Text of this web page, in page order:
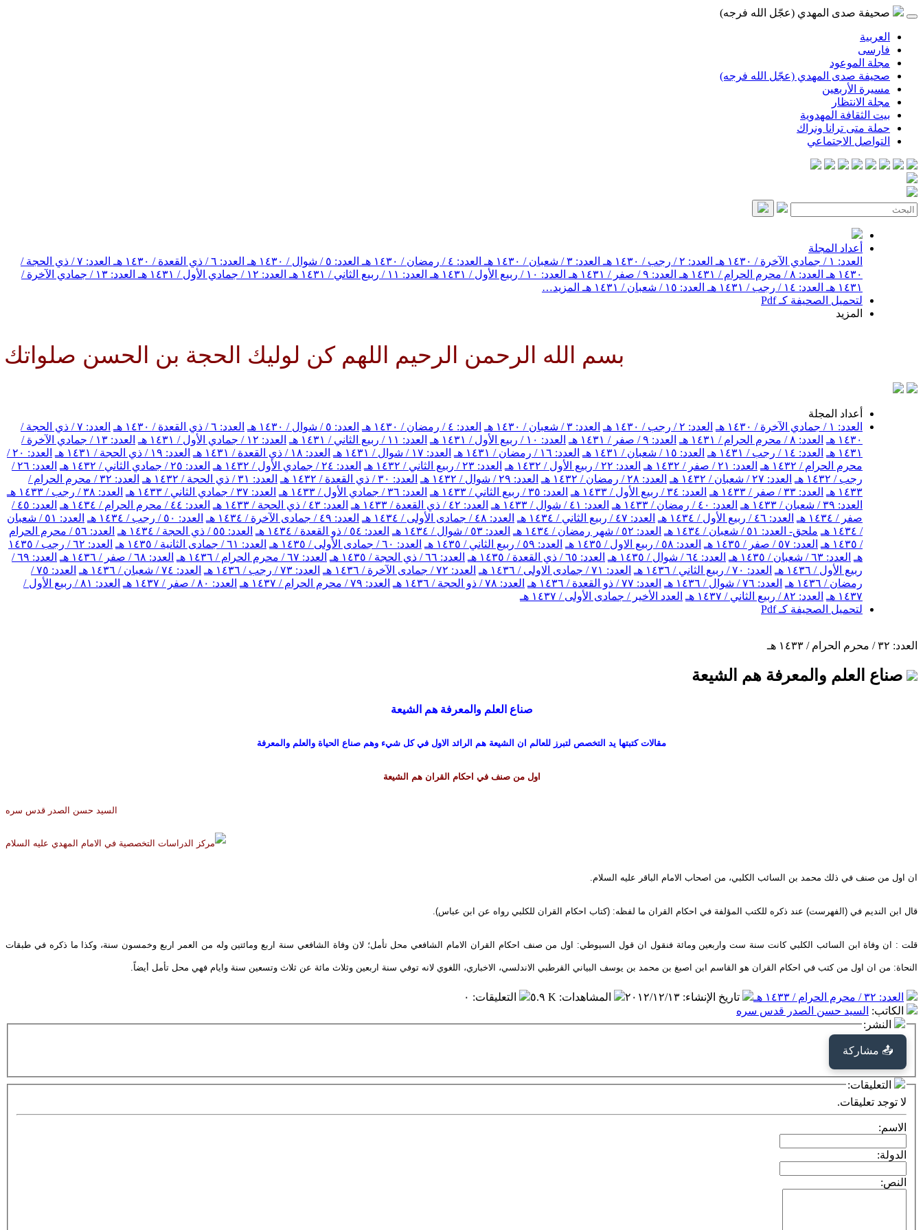
صحيفة صدى المهدي (عجّل الله فرجه)
العربية
فارسی
مجلة الموعود
صحيفة صدى المهدي (عجّل الله فرجه)
مسيرة الأربعين
مجلة الانتظار
بيت الثقافة المهدوية
حملة متى ترانا ونراك
التواصل الاجتماعي
أعداد المجلة
العدد: ١ / جمادي الآخرة / ١٤٣٠ هـ
العدد: ٢ / رجب / ١٤٣٠ هـ العدد: ٣ / شعبان / ١٤٣٠ هـ العدد: ٤ / رمضان / ١٤٣٠ هـ العدد: ٥ / شوال / ١٤٣٠ هـ العدد: ٦ / ذي القعدة / ١٤٣٠ هـ
العدد: ٧ / ذي الحجة /
١٤٣٠ هـ
العدد: ٨ / محرم الحرام / ١٤٣١ هـ العدد: ٩ / صفر / ١٤٣١ هـ العدد: ١٠ / ربيع الأول / ١٤٣١ هـ العدد: ١١ / ربيع الثاني / ١٤٣١ هـ العدد: ١٢ / جمادي الأول / ١٤٣١ هـ
العدد: ١٣ / جمادي الآخرة /
١٤٣١ هـ
العدد: ١٤ / رجب / ١٤٣١ هـ العدد: ١٥ / شعبان / ١٤٣١ هـ
المزيد…
لتحميل الصحيفة كـ Pdf
المزيد
بسم الله الرحمن الرحيم اللهم كن لوليك الحجة بن الحسن صلواتك
أعداد المجلة
العدد: ١ / جمادي الآخرة / ١٤٣٠ هـ
العدد: ٢ / رجب / ١٤٣٠ هـ العدد: ٣ / شعبان / ١٤٣٠ هـ العدد: ٤ / رمضان / ١٤٣٠ هـ العدد: ٥ / شوال / ١٤٣٠ هـ العدد: ٦ / ذي القعدة / ١٤٣٠ هـ
العدد: ٧ / ذي الحجة /
١٤٣٠ هـ
العدد: ٨ / محرم الحرام / ١٤٣١ هـ العدد: ٩ / صفر / ١٤٣١ هـ العدد: ١٠ / ربيع الأول / ١٤٣١ هـ العدد: ١١ / ربيع الثاني / ١٤٣١ هـ العدد: ١٢ / جمادي الأول / ١٤٣١ هـ
العدد: ١٣ / جمادي الآخرة /
١٤٣١ هـ
العدد: ١٤ / رجب / ١٤٣١ هـ العدد: ١٥ / شعبان / ١٤٣١ هـ العدد: ١٦ / رمضان / ١٤٣١ هـ العدد: ١٧ / شوال / ١٤٣١ هـ العدد: ١٨ / ذي القعدة / ١٤٣١ هـ العدد: ١٩ / ذي الحجة / ١٤٣١ هـ
العدد: ٢٠ /
محرم الحرام / ١٤٣٢ هـ
العدد: ٢١ / صفر / ١٤٣٢ هـ العدد: ٢٢ / ربيع الأول / ١٤٣٢ هـ العدد: ٢٣ / ربيع الثاني / ١٤٣٢ هـ العدد: ٢٤ / جمادي الأول / ١٤٣٢ هـ العدد: ٢٥ / جمادي الثاني / ١٤٣٢ هـ
العدد: ٢٦ /
رجب / ١٤٣٢ هـ
العدد: ٢٧ / شعبان / ١٤٣٢ هـ العدد: ٢٨ / رمضان / ١٤٣٢ هـ العدد: ٢٩ / شوال / ١٤٣٢ هـ العدد: ٣٠ / ذي القعدة / ١٤٣٢ هـ العدد: ٣١ / ذي الحجة / ١٤٣٢ هـ
العدد: ٣٢ / محرم الحرام /
١٤٣٣ هـ
العدد: ٣٣ / صفر / ١٤٣٣ هـ العدد: ٣٤ / ربيع الأول / ١٤٣٣ هـ العدد: ٣٥ / ربيع الثاني / ١٤٣٣ هـ العدد: ٣٦ / جمادي الأول / ١٤٣٣ هـ العدد: ٣٧ / جمادي الثاني / ١٤٣٣ هـ
العدد: ٣٨ / رجب / ١٤٣٣ هـ
العدد: ٣٩ / شعبان / ١٤٣٣ هـ
العدد: ٤٠ / رمضان / ١٤٣٣ هـ العدد: ٤١ / شوال / ١٤٣٣ هـ العدد: ٤٢ / ذي القعدة / ١٤٣٣ هـ العدد: ٤٣ / ذي الحجة / ١٤٣٣ هـ العدد: ٤٤ / محرم الحرام / ١٤٣٤ هـ
العدد: ٤٥ /
صفر / ١٤٣٤ هـ
العدد: ٤٦ / ربيع الأول / ١٤٣٤ هـ العدد: ٤٧ / ربيع الثاني / ١٤٣٤ هـ العدد: ٤٨ / جمادى الأولى / ١٤٣٤ هـ العدد: ٤٩ / جمادى الآخرة / ١٤٣٤ هـ العدد: ٥٠ / رجب / ١٤٣٤ هـ
العدد: ٥١ / شعبان
/ ١٤٣٤ هـ
ملحق- العدد: ٥١ / شعبان / ١٤٣٤ هـ العدد: ٥٢ / شهر رمضان / ١٤٣٤ هـ العدد: ٥٣ / شوال / ١٤٣٤ هـ العدد: ٥٤ / ذو القعدة / ١٤٣٤ هـ العدد: ٥٥ / ذي الحجة / ١٤٣٤ هـ
العدد: ٥٦ / محرم الحرام
/ ١٤٣٥ هـ
العدد: ٥٧ / صفر / ١٤٣٥ هـ العدد: ٥٨ / ربيع الاول / ١٤٣٥ هـ العدد: ٥٩ / ربيع الثاني / ١٤٣٥ هـ العدد: ٦٠ / جمادى الأولى / ١٤٣٥ هـ العدد: ٦١ / جمادى الثانية / ١٤٣٥ هـ
العدد: ٦٢ / رجب / ١٤٣٥
هـ العدد: ٦٣ / شعبان / ١٤٣٥ هـ العدد: ٦٤ / شوال / ١٤٣٥ هـ العدد: ٦٥ / ذي القعدة / ١٤٣٥ هـ العدد: ٦٦ / ذي الحجة / ١٤٣٥ هـ العدد: ٦٧ / محرم الحرام / ١٤٣٦ هـ العدد: ٦٨ / صفر / ١٤٣٦ هـ
العدد: ٦٩ /
ربيع الأول / ١٤٣٦ هـ
العدد: ٧٠ / ربيع الثاني / ١٤٣٦ هـ العدد: ٧١ / جمادى الاولى / ١٤٣٦ هـ العدد: ٧٢ / جمادى الآخرة / ١٤٣٦ هـ العدد: ٧٣ / رجب / ١٤٣٦ هـ العدد: ٧٤ / شعبان / ١٤٣٦ هـ
العدد: ٧٥ /
رمضان / ١٤٣٦ هـ
العدد: ٧٦ / شوال / ١٤٣٦ هـ العدد: ٧٧ / ذو القعدة / ١٤٣٦ هـ العدد: ٧٨ / ذو الحجة / ١٤٣٦ هـ العدد: ٧٩ / محرم الحرام / ١٤٣٧ هـ العدد: ٨٠ / صفر / ١٤٣٧ هـ
العدد: ٨١ / ربيع الأول /
١٤٣٧ هـ
العدد: ٨٢ / ربيع الثاني / ١٤٣٧ هـ
العدد الأخير / جمادى الأولى / ١٤٣٧ هـ
لتحميل الصحيفة كـ Pdf
العدد: ٣٢ / محرم الحرام / ١٤٣٣ هـ
صناع العلم والمعرفة هم الشيعة
صناع العلم والمعرفة هم الشيعة
مقالات كتبتها يد التخصص لتبرز للعالم ان الشيعة هم الرائد الاول في كل شيء وهم صناع الحياة والعلم والمعرفة
اول من صنف في احكام القران هم الشيعة
السيد حسن الصدر قدس سره
ان اول من صنف في ذلك محمد بن السائب الكلبي، من اصحاب الامام الباقر عليه السلام.
قال ابن النديم في (الفهرست) عند ذكره للكتب المؤلفة في احكام القران ما لفظه: (كتاب احكام القران للكلبي رواه عن ابن عباس).
قلت : ان وفاة ابن السائب الكلبي كانت سنة ست واربعين ومائة فنقول ان قول السيوطي: اول من صنف احكام القران الامام الشافعي محل تأمل؛ لان وفاة الشافعي سنة اربع ومائتين وله من العمر اربع وخمسون سنة، وكذا ما ذكره في طبقات
النحاة: من ان اول من كتب في احكام القران هو القاسم ابن اصبغ بن محمد بن يوسف البياني القرطبي الاندلسي، الاخباري، اللغوي لانه توفي سنة اربعين وثلاث مائة عن ثلاث وتسعين سنة وايام فهي محل تأمل أيضاً.
العدد: ٣٢ / محرم الحرام / ١٤٣٣ هـ تاريخ الإنشاء: ٢٠١٢/١٢/١٣ المشاهدات: ٥.٩ K التعليقات: ٠
الكاتب: السيد حسن الصدر قدس سره
النشر:
📤 مشاركة
التعليقات:
لا توجد تعليقات.
الاسم:
الدولة:
النص: